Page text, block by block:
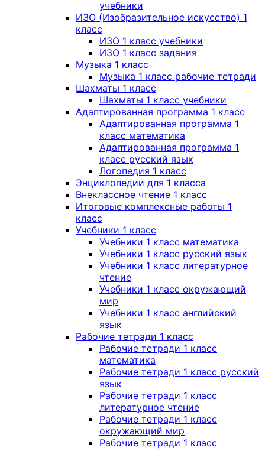
учебники
ИЗО (Изобразительное искусство) 1
класс
ИЗО 1 класс учебники
ИЗО 1 класс задания
Музыка 1 класс
Музыка 1 класс рабочие тетради
Шахматы 1 класс
Шахматы 1 класс учебники
Адаптированная программа 1 класс
Адаптированная программа 1
класс математика
Адаптированная программа 1
класс русский язык
Логопедия 1 класс
Энциклопедии для 1 класса
Внеклассное чтение 1 класс
Итоговые комплексные работы 1
класс
Учебники 1 класс
Учебники 1 класс математика
Учебники 1 класс русский язык
Учебники 1 класс литературное
чтение
Учебники 1 класс окружающий
мир
Учебники 1 класс английский
язык
Рабочие тетради 1 класс
Рабочие тетради 1 класс
математика
Рабочие тетради 1 класс русский
язык
Рабочие тетради 1 класс
литературное чтение
Рабочие тетради 1 класс
окружающий мир
Рабочие тетради 1 класс